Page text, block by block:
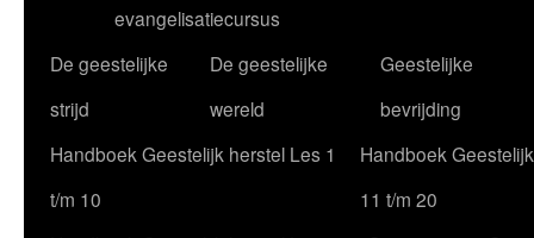
evangelisatiecursus
De geestelijke
strijd
De geestelijke
wereld
Geestelijke
bevrijding
Handboek Geestelijk herstel Les 1
t/m 10
Handboek
11 t/m 20